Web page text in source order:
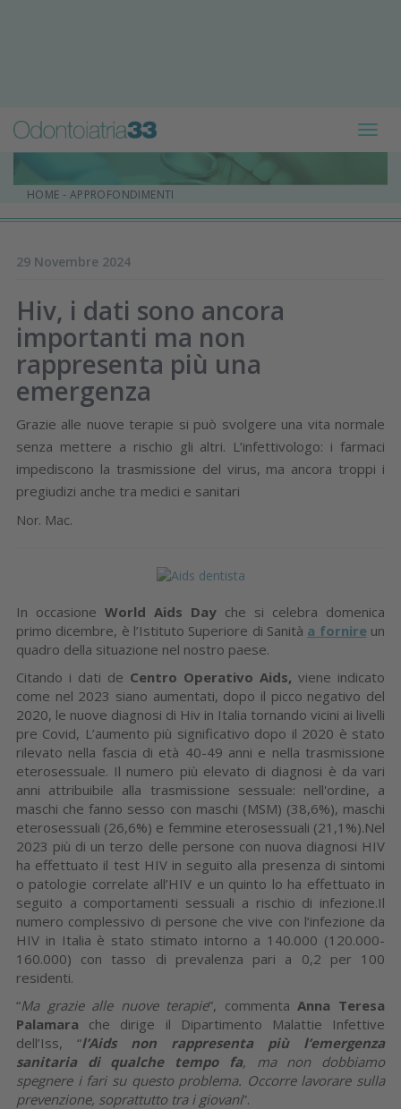
HOME - APPROFONDIMENTI
29 Novembre 2024
Hiv, i dati sono ancora
importanti ma non
rappresenta più una
emergenza
Grazie alle nuove terapie si può svolgere una vita normale
senza mettere a rischio gli altri. L’infettivologo: i farmaci
impediscono la trasmissione del virus, ma ancora troppi i
pregiudizi anche tra medici e sanitari
Nor. Mac.
In occasione World Aids Day che si celebra domenica
primo dicembre, è l’Istituto Superiore di Sanità a fornire un
quadro della situazione nel nostro paese.
Citando i dati de Centro Operativo Aids, viene indicato
come nel 2023 siano aumentati, dopo il picco negativo del
2020, le nuove diagnosi di Hiv in Italia tornando vicini ai livelli
pre Covid, L’aumento più significativo dopo il 2020 è stato
rilevato nella fascia di età 40-49 anni e nella trasmissione
eterosessuale. Il numero più elevato di diagnosi è da vari
anni attribuibile alla trasmissione sessuale: nell'ordine, a
maschi che fanno sesso con maschi (MSM) (38,6%), maschi
eterosessuali (26,6%) e femmine eterosessuali (21,1%).Nel
2023 più di un terzo delle persone con nuova diagnosi HIV
ha effettuato il test HIV in seguito alla presenza di sintomi
o patologie correlate all’HIV e un quinto lo ha effettuato in
seguito a comportamenti sessuali a rischio di infezione.Il
numero complessivo di persone che vive con l’infezione da
HIV in Italia è stato stimato intorno a 140.000 (120.000-
160.000) con tasso di prevalenza pari a 0,2 per 100
residenti.
“Ma grazie alle nuove terapie”, commentaAnna Teresa
Palamara che dirige il Dipartimento Malattie Infettive
dell’Iss, “l’Aids non rappresenta più l’emergenza
sanitaria di qualche tempo fa, ma non dobbiamo
spegnere i fari su questo problema. Occorre lavorare sulla
prevenzione, soprattutto tra i giovani”.